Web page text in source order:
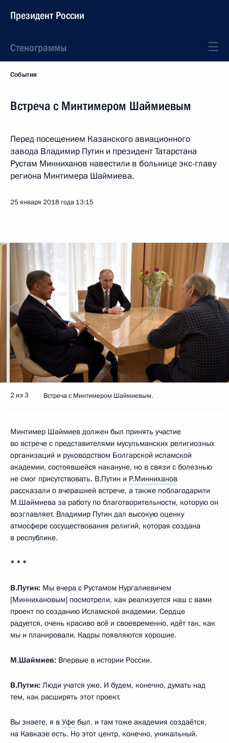
Президент России
Стенограммы
События
Встреча с Минтимером Шаймиевым
Перед посещением Казанского авиационного
завода Владимир Путин и президент Татарстана
Рустам Минниханов навестили в больнице экс-главу
региона Минтимера Шаймиева.
25 января 2018 года 13:15
2 из 3 Встреча с Минтимером Шаймиевым.
Минтимер Шаймиев должен был принять участие
во встрече с представителями мусульманских религиозных
организаций и руководством Болгарской исламской
академии, состоявшейся накануне, но в связи с болезнью
не смог присутствовать. В.Путин и Р.Минниханов
рассказали о вчерашней встрече, а также поблагодарили
М.Шаймиева за работу по благотворительности, которую он
возглавляет. Владимир Путин дал высокую оценку
атмосфере сосуществования религий, которая создана
в республике.
* * *
В.Путин: Мы вчера с Рустамом Нургалиевичем
[Миннихановым] посмотрели, как реализуется наш с вами
проект по созданию Исламской академии. Сердце
радуется, очень красиво всё и своевременно, идёт так, как
мы и планировали. Кадры появляются хорошие.
М.Шаймиев: Впервые в истории России.
В.Путин: Люди учатся уже. И будем, конечно, думать над
тем, как расширять этот проект.
Вы знаете, я в Уфе был, и там тоже академия создаётся,
на Кавказе есть. Но этот центр, конечно, уникальный.